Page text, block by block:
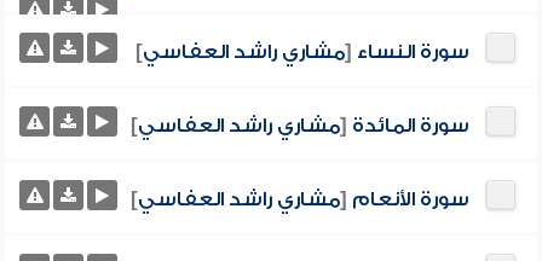
سورة النساء [مشاري راشد العفاسي]
سورة المائدة [مشاري راشد العفاسي]
سورة الأنعام [مشاري راشد العفاسي]